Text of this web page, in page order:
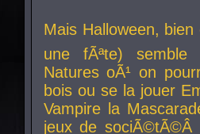
Mais Halloween, bien
une fÃªte) semble
Natures oÃ¹ on
bois ou se la jouer
Vampire la
jeux de